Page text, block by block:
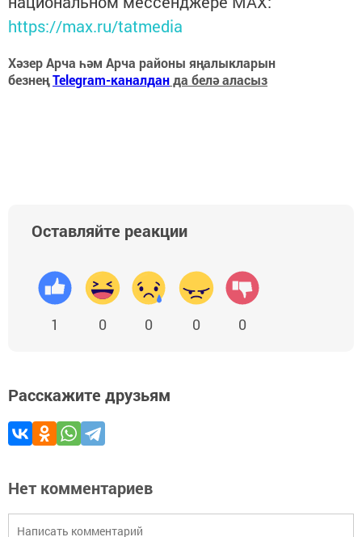
https://max.ru/tatmedia
Хәзер Арча һәм Арча районы яңалыкларын
безнеңTelegram-каналданда белә аласыз
Оставляйте реакции
1 0 0 0 0
Расскажите друзьям
Нет комментариев